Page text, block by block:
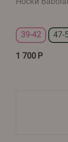
39-42 47-
1 700 Р